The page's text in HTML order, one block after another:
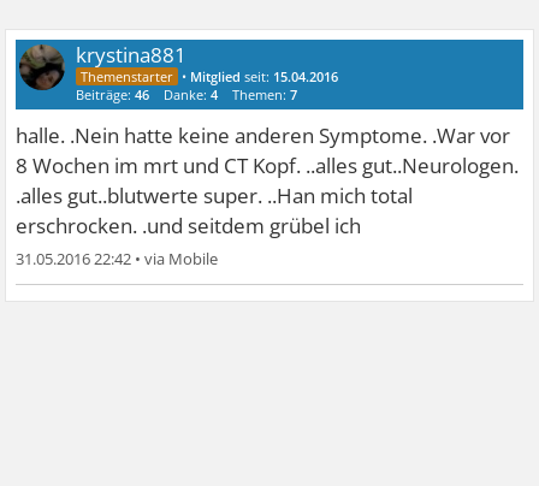
krystina881
• Mitglied seit: 15.04.2016
Beiträge:46 Danke:4 Themen:7
halle. .Nein hatte keine anderen Symptome. .War vor
8 Wochen im mrt und CT Kopf. ..alles gut..Neurologen.
.alles gut..blutwerte super. ..Han mich total
erschrocken. .und seitdem grübel ich
31.05.2016 22:42 •